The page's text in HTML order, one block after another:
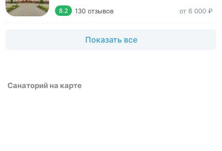
8.2 130 отзывов от 6 000 ₽
Показать все
Санаторий на карте